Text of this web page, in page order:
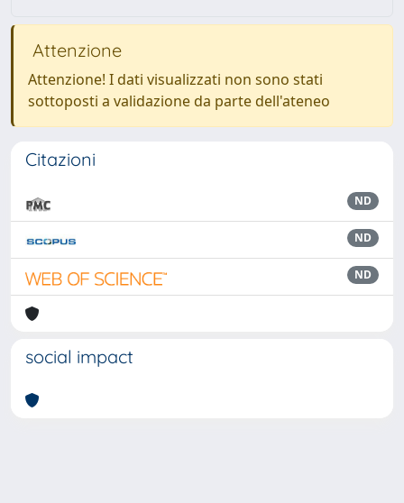
Attenzione
Attenzione! I dati visualizzati non sono stati
sottoposti a validazione da parte dell'ateneo
Citazioni
ND
ND
ND
social impact